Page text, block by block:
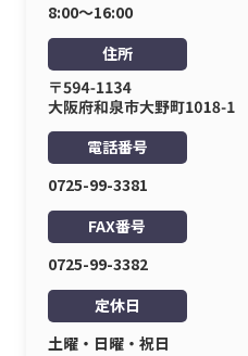
8:00〜16:00
住所
電話番号
0725-99-3381
FAX番号
0725-99-3382
定休日
土曜・日曜・祝日